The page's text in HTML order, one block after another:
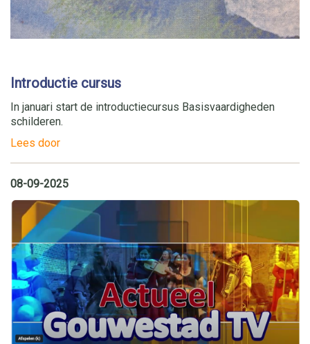
Introductie cursus
In januari start de introductiecursus Basisvaardigheden
schilderen.
Lees door
08-09-2025